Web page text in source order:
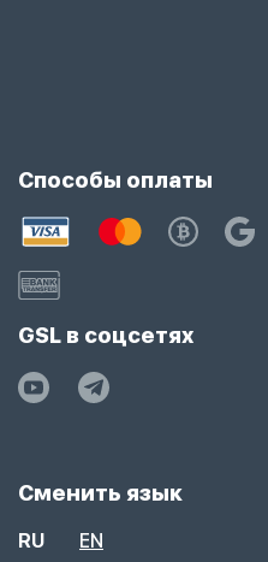
Способы оплаты
GSL в соцсетях
Сменить язык
RU EN